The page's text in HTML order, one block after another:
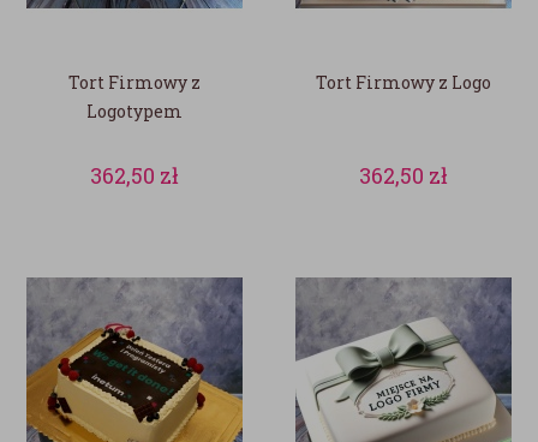
Tort Firmowy z
Logotypem
362,50 zł
Tort Firmowy z Logo
362,50 zł